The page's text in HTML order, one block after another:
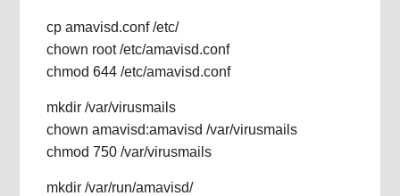
cp amavisd.conf /etc/
chown root /etc/amavisd.conf
chmod 644 /etc/amavisd.conf
mkdir /var/virusmails
chown amavisd:amavisd /var/virusmails
chmod 750 /var/virusmails
mkdir /var/run/amavisd/